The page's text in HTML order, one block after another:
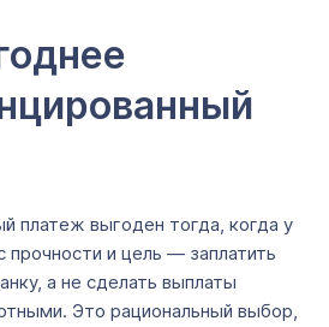
платеж выгоден тогда, когда у
прочности и цель — заплатить
а не сделать выплаты
Это рациональный выбор,